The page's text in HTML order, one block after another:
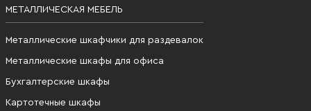
МЕТАЛЛИЧЕСКАЯ МЕБЕЛЬ
Металлические шкафчики для раздевалок
Металлические шкафы для офиса
Бухгалтерские шкафы
Картотечные шкафы